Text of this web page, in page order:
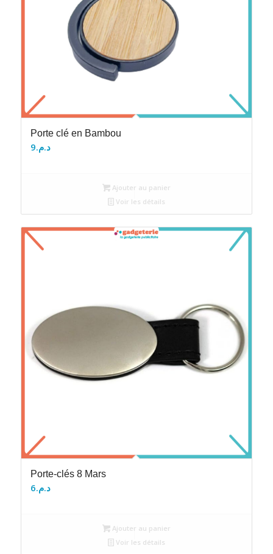
Porte clé en Bambou
د.م.9
Ajouter au panier
Voir les détails
Porte-clés 8 Mars
د.م.6
Ajouter au panier
Voir les détails